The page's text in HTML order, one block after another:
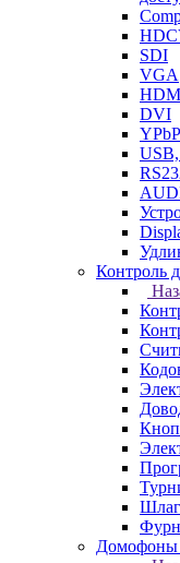
SDI
VGA
DVI
Контроль
Домофоны